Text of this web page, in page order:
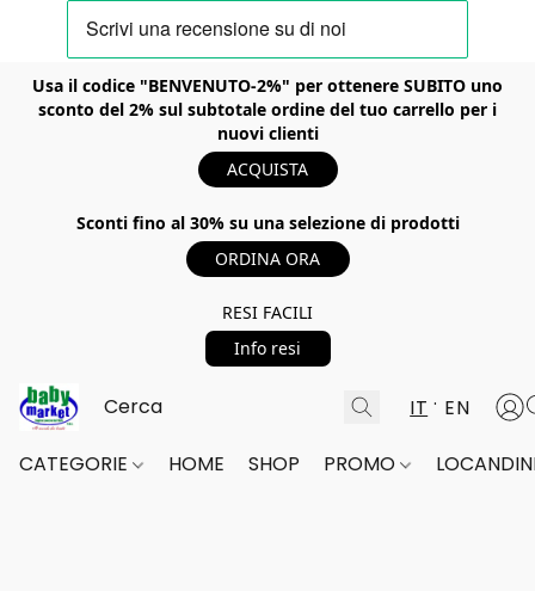
Usa il codice "BENVENUTO-2%" per ottenere SUBITO uno
sconto del 2% sul subtotale ordine del tuo carrello per i
nuovi clienti
ACQUISTA
Sconti fino al 30% su una selezione di prodotti
ORDINA ORA
RESI FACILI
Info resi
IT EN
CATEGORIE HOME SHOP PROMO